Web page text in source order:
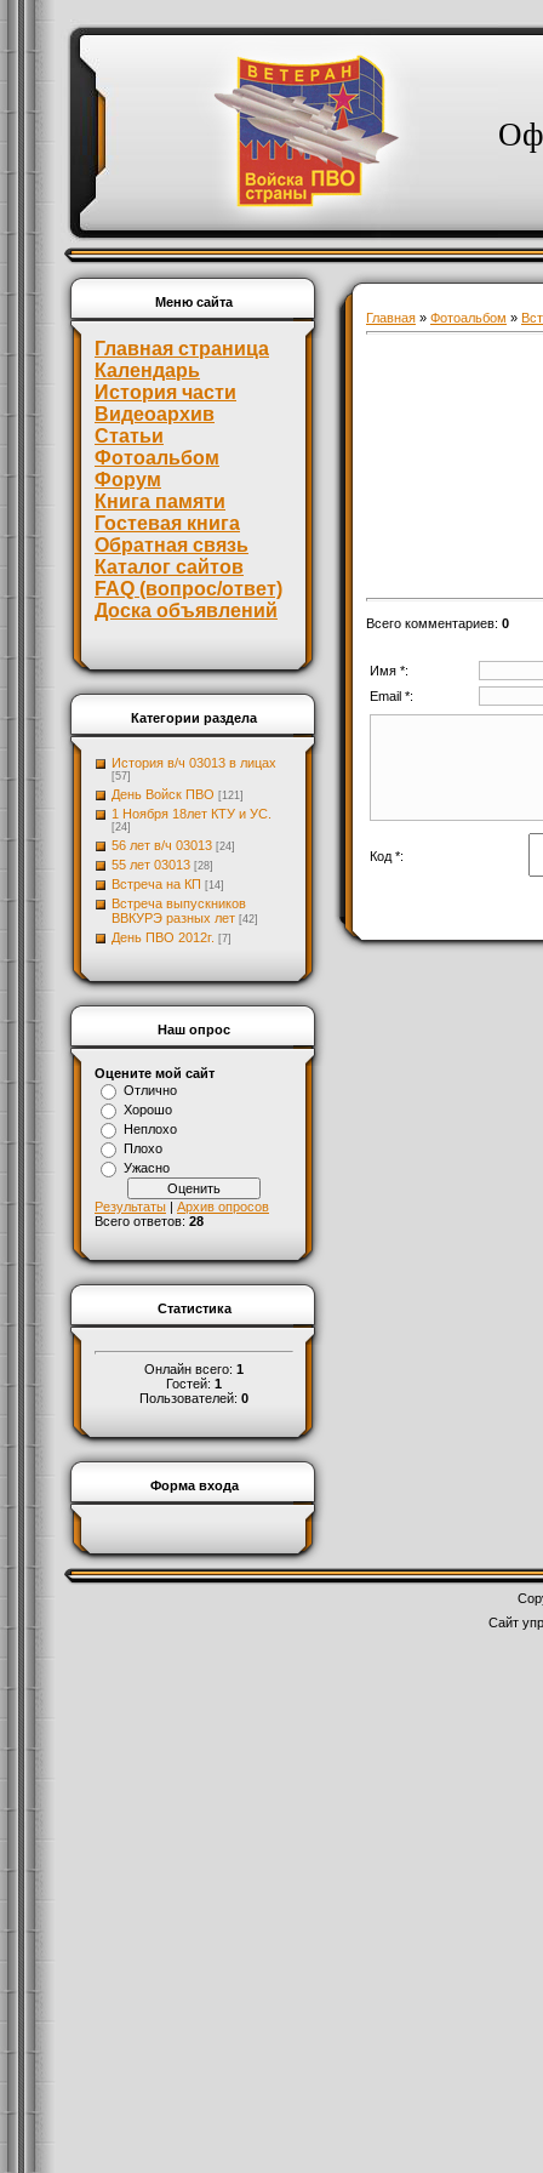
Меню сайта
Главная страница
Календарь
История части
Видеоархив
Статьи
Фотоальбом
Форум
Книга памяти
Гостевая книга
Обратная связь
Каталог сайтов
FAQ (вопрос/ответ)
Доска объявлений
Категории раздела
История в/ч 03013 в лицах
[57]
День Войск ПВО [121]
1 Ноября 18лет КТУ и УС.
[24]
56 лет в/ч 03013 [24]
55 лет 03013 [28]
Встреча на КП [14]
Встреча выпускников
ВВКУРЭ разных лет [42]
День ПВО 2012г. [7]
Наш опрос
Оцените мой сайт
Отлично
Хорошо
Неплохо
Плохо
Ужасно
Результаты | Архив опросов
Всего ответов: 28
Статистика
Онлайн всего: 1
Гостей: 1
Пользователей: 0
Форма входа
Главная » Фотоальбом »
Всего комментариев: 0
Имя *:
Email *:
Код *:
Сайт